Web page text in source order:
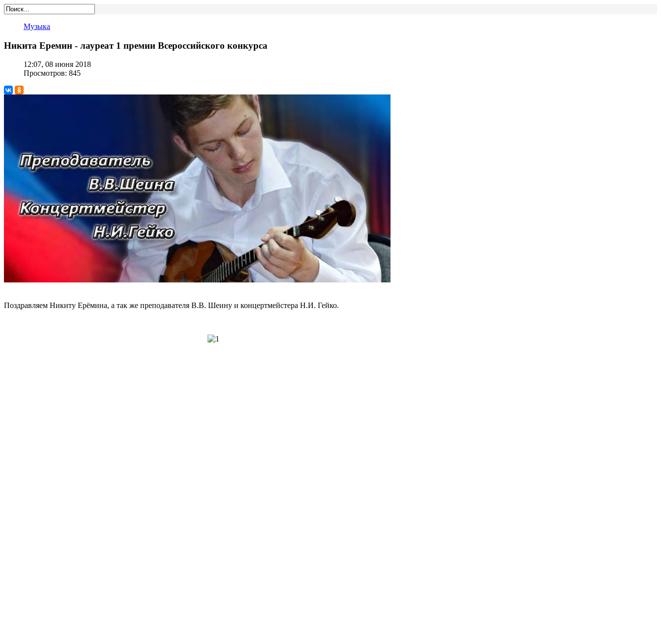
Музыка
Никита Еремин - лауреат 1 премии Всероссийского конкурса
12:07, 08 июня 2018
Просмотров: 845
Поздравляем Никиту Ерёмина, а так же преподавателя В.В. Шеину и концертмейстера Н.И. Гейко.